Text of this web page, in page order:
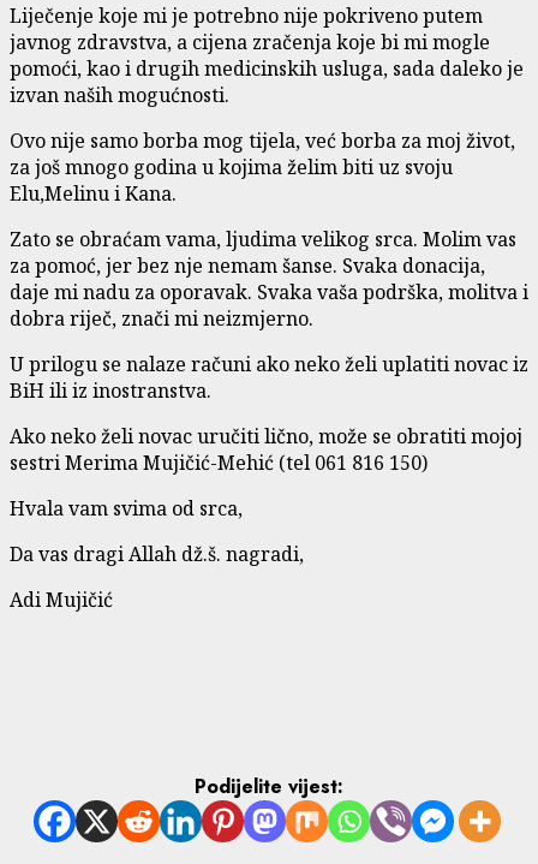
Liječenje koje mi je potrebno nije pokriveno putem
javnog zdravstva, a cijena zračenja koje bi mi mogle
pomoći, kao i drugih medicinskih usluga, sada daleko je
izvan naših mogućnosti.
Ovo nije samo borba mog tijela, već borba za moj život,
za još mnogo godina u kojima želim biti uz svoju
Elu,Melinu i Kana.
Zato se obraćam vama, ljudima velikog srca. Molim vas
za pomoć, jer bez nje nemam šanse. Svaka donacija,
daje mi nadu za oporavak. Svaka vaša podrška, molitva i
dobra riječ, znači mi neizmjerno.
U prilogu se nalaze računi ako neko želi uplatiti novac iz
BiH ili iz inostranstva.
Ako neko želi novac uručiti lično, može se obratiti mojoj
sestri Merima Mujičić-Mehić (tel 061 816 150)
Hvala vam svima od srca,
Da vas dragi Allah dž.š. nagradi,
Adi Mujičić
Podijelite vijest: